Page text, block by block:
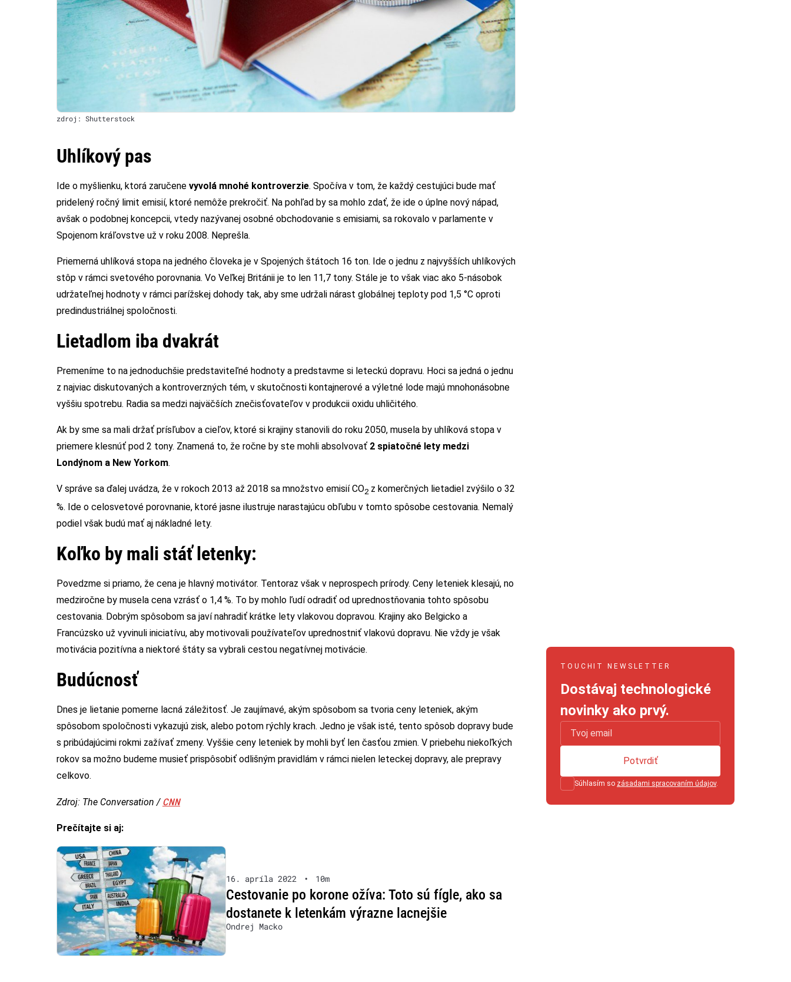
zdroj: Shutterstock
Uhlíkový pas
Ide o myšlienku, ktorá zaručene vyvolá mnohé kontroverzie. Spočíva v tom, že každý cestujúci bude mať
pridelený ročný limit emisií, ktoré nemôže prekročiť. Na pohľad by sa mohlo zdať, že ide o úplne nový nápad,
avšak o podobnej koncepcii, vtedy nazývanej osobné obchodovanie s emisiami, sa rokovalo v parlamente v
Spojenom kráľovstve už v roku 2008. Neprešla.
Priemerná uhlíková stopa na jedného človeka je v Spojených štátoch 16 ton. Ide o jednu z najvyšších uhlíkových
stôp v rámci svetového porovnania. Vo Veľkej Británii je to len 11,7 tony. Stále je to však viac ako 5-násobok
udržateľnej hodnoty v rámci parížskej dohody tak, aby sme udržali nárast globálnej teploty pod 1,5 °C oproti
predindustriálnej spoločnosti.
Lietadlom iba dvakrát
Premeníme to na jednoduchšie predstaviteľné hodnoty a predstavme si leteckú dopravu. Hoci sa jedná o jednu
z najviac diskutovaných a kontroverzných tém, v skutočnosti kontajnerové a výletné lode majú mnohonásobne
vyššiu spotrebu. Radia sa medzi najväčších znečisťovateľov v produkcii oxidu uhličitého.
Ak by sme sa mali držať prísľubov a cieľov, ktoré si krajiny stanovili do roku 2050, musela by uhlíková stopa v
priemere klesnúť pod 2 tony. Znamená to, že ročne by ste mohli absolvovať 2 spiatočné lety medzi
Londýnom a New Yorkom.
V správe sa ďalej uvádza, že v rokoch 2013 až 2018 sa množstvo emisií CO2 z komerčných lietadiel zvýšilo o 32
%. Ide o celosvetové porovnanie, ktoré jasne ilustruje narastajúcu obľubu v tomto spôsobe cestovania. Nemalý
podiel však budú mať aj nákladné lety.
Koľko by mali stáť letenky:
Povedzme si priamo, že cena je hlavný motivátor. Tentoraz však v neprospech prírody. Ceny leteniek klesajú, no
medziročne by musela cena vzrásť o 1,4 %. To by mohlo ľudí odradiť od uprednostňovania tohto spôsobu
cestovania. Dobrým spôsobom sa javí nahradiť krátke lety vlakovou dopravou. Krajiny ako Belgicko a
Francúzsko už vyvinuli iniciatívu, aby motivovali používateľov uprednostniť vlakovú dopravu. Nie vždy je však
motivácia pozitívna a niektoré štáty sa vybrali cestou negatívnej motivácie.
Budúcnosť
Dnes je lietanie pomerne lacná záležitosť. Je zaujímavé, akým spôsobom sa tvoria ceny leteniek, akým
spôsobom spoločnosti vykazujú zisk, alebo potom rýchly krach. Jedno je však isté, tento spôsob dopravy bude
s pribúdajúcimi rokmi zažívať zmeny. Vyššie ceny leteniek by mohli byť len časťou zmien. V priebehu niekoľkých
rokov sa možno budeme musieť prispôsobiť odlišným pravidlám v rámci nielen leteckej dopravy, ale prepravy
celkovo.
Zdroj: The Conversation / CNN
Prečítajte si aj:
16. apríla 2022 • 10m
Cestovanie po korone ožíva: Toto sú fígle, ako sa
dostanete k letenkám výrazne lacnejšie
Ondrej Macko
TOUCHIT NEWSLETTER
Dostávaj technologické
novinky ako prvý.
Súhlasím so zásadami spracovaním údajov.
Potvrdiť